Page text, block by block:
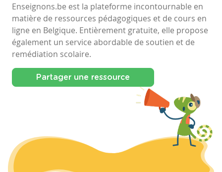
Enseignons.be est la plateforme incontournable en
matière de ressources pédagogiques et de cours en
ligne en Belgique. Entièrement gratuite, elle propose
également un service abordable de soutien et de
remédiation scolaire.
Partager une ressource